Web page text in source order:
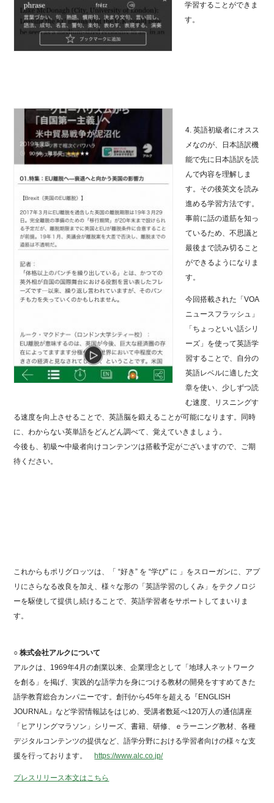
学習することができま
す。
4. 英語初級者にオスス
メなのが、日本語訳機
能で先に日本語訳を読
んで内容を理解しま
す。その後英文を読み
進める学習方法です。
事前に話の道筋を知っ
ているため、不思議と
最後まで読み切ること
ができるようになりま
す。
今回搭載された「VOA
ニュースフラッシュ」
「ちょっといい話シリ
ーズ」を使って英語学
習することで、自分の
英語レベルに適した文
章を使い、少しずつ読
む速度、リスニングす
る速度を向上させることで、英語脳を鍛えることが可能になります。同時
に、わからない英単語をどんどん調べて、覚えていきましょう。
今後も、初級〜中級者向けコンテンツは搭載予定がございますので、ご期
待ください。
これからもポリグロッツは、「 “好き” を “学び” に 」をスローガンに、アプ
リにさらなる改良を加え、様々な形の「英語学習のしくみ」をテクノロジ
ーを駆使して提供し続けることで、英語学習者をサポートしてまいりま
す。
○ 株式会社アルクについて
アルクは、1969年4月の創業以来、企業理念として「地球人ネットワーク
を創る」を掲げ、実践的な語学力を身につける教材の開発をすすめてきた
語学教育総合カンパニーです。創刊から45年を超える『ENGLISH
JOURNAL』など学習情報誌をはじめ、受講者数延べ120万人の通信講座
「ヒアリングマラソン」シリーズ、書籍、研修、ｅラーニング教材、各種
デジタルコンテンツの提供など、語学分野における学習者向けの様々な支
援を行っております。
https://www.alc.co.jp/
プレスリリース本文はこちら